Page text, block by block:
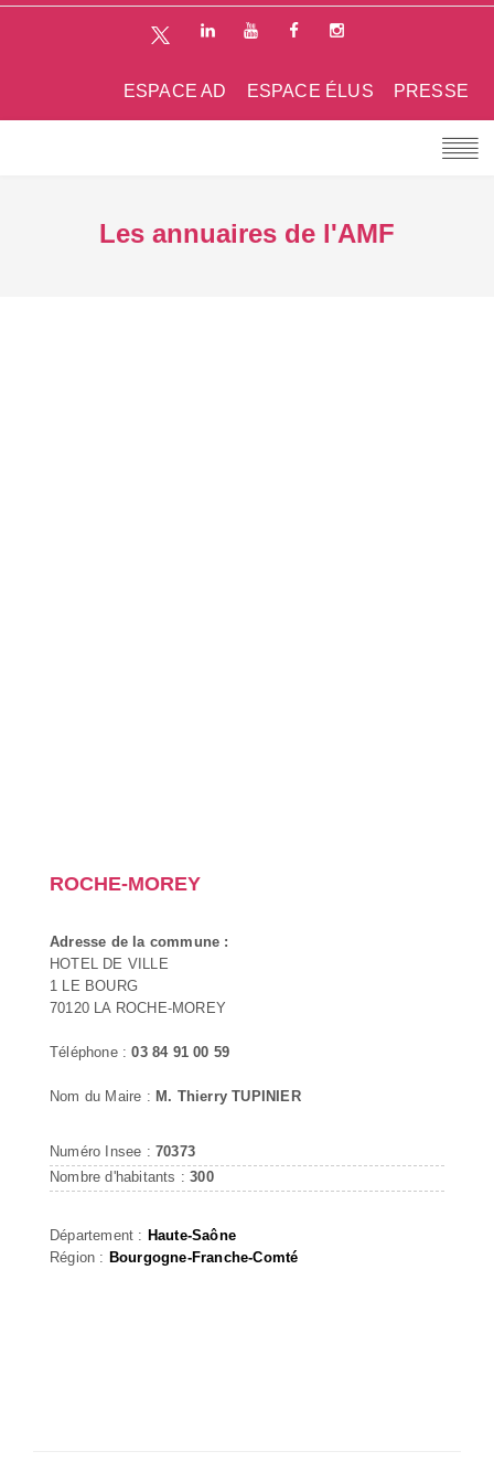
PRESSE
ESPACE ÉLUS
ESPACE AD
Les annuaires de l'AMF
ROCHE-MOREY
Adresse de la commune :
HOTEL DE VILLE
1 LE BOURG
70120 LA ROCHE-MOREY
Téléphone :03 84 91 00 59
Nom du Maire : M. Thierry TUPINIER
Numéro Insee : 70373
Nombre d'habitants :300
Département : Haute-Saône
Région : Bourgogne-Franche-Comté